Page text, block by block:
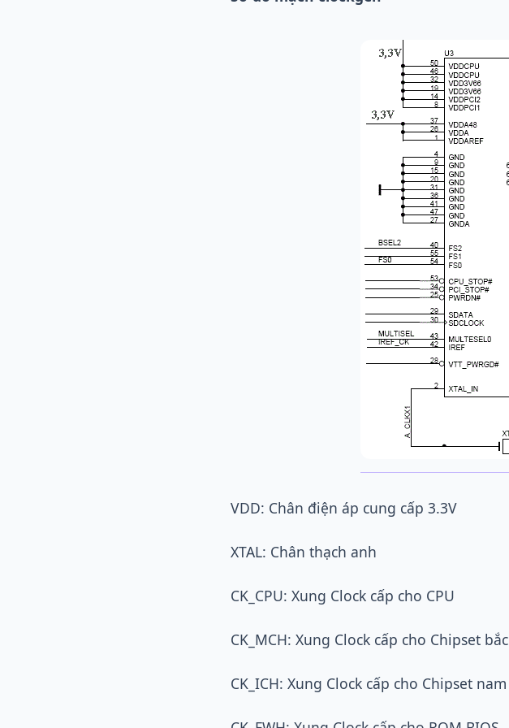
VDD: Chân điện áp cung cấp 3.3V
XTAL: Chân thạch anh
CK_CPU: Xung Clock cấp cho CPU
CK_MCH: Xung Clock cấp cho Chipset bắc
CK_ICH: Xung Clock cấp cho Chipset nam